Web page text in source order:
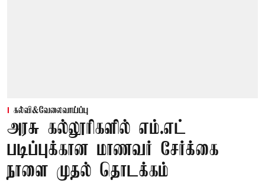
கல்வி&வேலைவாய்ப்பு
அரசு கல்லூரிகளில் எம்.எட்
படிப்புக்கான மாணவர் சேர்க்கை
நாளை முதல் தொடக்கம்